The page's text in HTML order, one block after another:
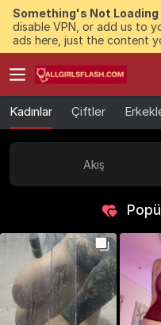
Something's Not Loading
disable VPN, or add us to
ads here, just the content
Kadınlar Çiftler
Akış